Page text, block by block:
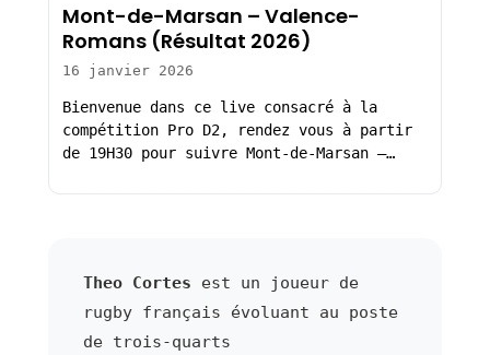
Mont-de-Marsan – Valence-
Romans (Résultat 2026)
16 janvier 2026
Bienvenue dans ce live consacré à la
compétition Pro D2, rendez vous à partir
de 19H30 pour suivre Mont-de-Marsan –…
Theo Cortes est un joueur de
rugby français évoluant au poste
de trois-quarts